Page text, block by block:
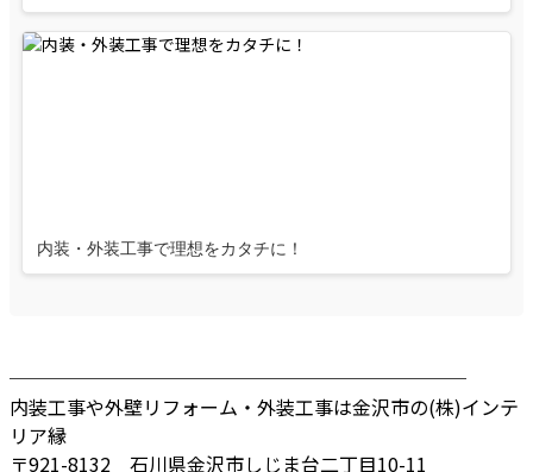
内装・外装工事で理想をカタチに！
────────────────────────
内装工事や外壁リフォーム・外装工事は金沢市の(株)インテ
リア縁
〒921-8132 石川県金沢市しじま台二丁目10-11